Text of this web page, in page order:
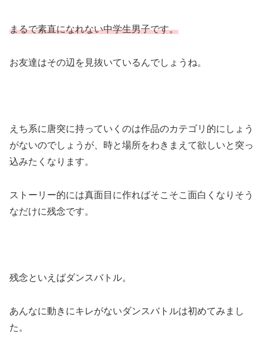
まるで素直になれない中学生男子です。
お友達はその辺を見抜いているんでしょうね。
えち系に唐突に持っていくのは作品のカテゴリ的にしょう
がないのでしょうが、時と場所をわきまえて欲しいと突っ
込みたくなります。
ストーリー的には真面目に作ればそこそこ面白くなりそう
なだけに残念です。
残念といえばダンスバトル。
あんなに動きにキレがないダンスバトルは初めてみまし
た。